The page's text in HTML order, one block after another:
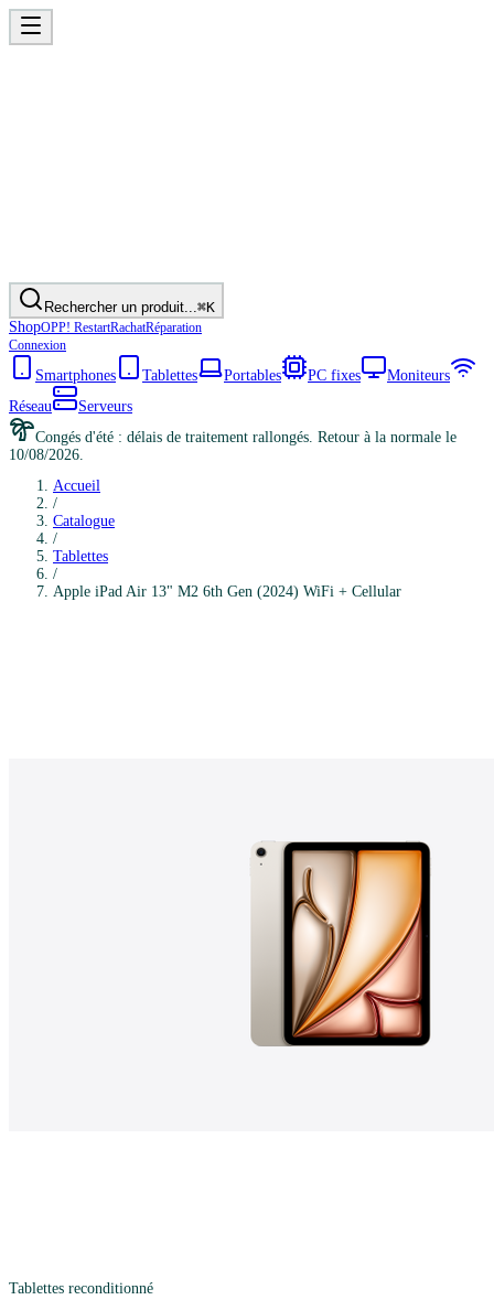
Rechercher un produit...⌘K
ShopOPP! RestartRachatRéparation
Connexion
Smartphones Tablettes Portables PC fixes
Moniteurs
Réseau
Serveurs
Congés d'été : délais de traitement rallongés. Retour à la normale le
10/08/2026.
Accueil
/
Catalogue
/
Tablettes
/
Apple iPad Air 13" M2 6th Gen (2024) WiFi + Cellular
Tablettes reconditionné